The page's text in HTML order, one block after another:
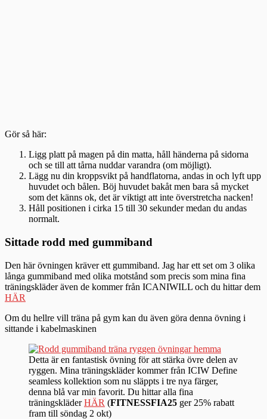
Gör så här:
Ligg platt på magen på din matta, håll händerna på sidorna
och se till att tårna nuddar varandra (om möjligt).
Lägg nu din kroppsvikt på handflatorna, andas in och lyft upp
huvudet och bålen. Böj huvudet bakåt men bara så mycket
som det känns ok, det är viktigt att inte överstretcha nacken!
Håll positionen i cirka 15 till 30 sekunder medan du andas
normalt.
Sittade rodd med gummiband
Den här övningen kräver ett gummiband. Jag har ett set om 3 olika
långa gummiband med olika motstånd som precis som mina fina
träningskläder även de kommer från ICANIWILL och du hittar dem
HÄR
Om du hellre vill träna på gym kan du även göra denna övning i
sittande i kabelmaskinen
Detta är en fantastisk övning för att stärka övre delen av
ryggen. Mina träningskläder kommer från ICIW Define
seamless kollektion som nu släppts i tre nya färger,
denna blå var min favorit. Du hittar alla fina
träningskläderHÄR (FITNESSFIA25 ger 25% rabatt
fram till söndag 2 okt)